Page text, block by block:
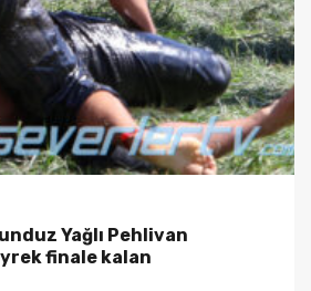
Yağlı Pehlivan
finale kalan